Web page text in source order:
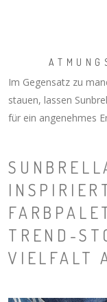
Im Gegensatz zu
stauen, lassen
für ein angenehmes
TREND-
VIELFALT